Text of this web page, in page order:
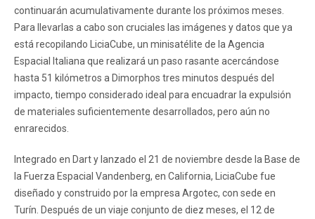
continuarán acumulativamente durante los próximos meses.
Para llevarlas a cabo son cruciales las imágenes y datos que ya
está recopilando LiciaCube, un minisatélite de la Agencia
Espacial Italiana que realizará un paso rasante acercándose
hasta 51 kilómetros a Dimorphos tres minutos después del
impacto, tiempo considerado ideal para encuadrar la expulsión
de materiales suficientemente desarrollados, pero aún no
enrarecidos.
Integrado en Dart y lanzado el 21 de noviembre desde la Base de
la Fuerza Espacial Vandenberg, en California, LiciaCube fue
diseñado y construido por la empresa Argotec, con sede en
Turín. Después de un viaje conjunto de diez meses, el 12 de